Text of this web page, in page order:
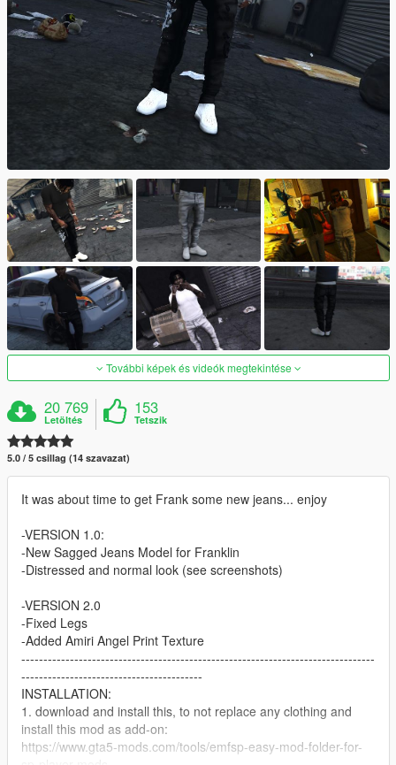
További képek és videók megtekintése
20 769
Letöltés
153
Tetszik
5.0 / 5 csillag (14 szavazat)
It was about time to get Frank some new jeans... enjoy
-VERSION 1.0:
-New Sagged Jeans Model for Franklin
-Distressed and normal look (see screenshots)
-VERSION 2.0
-Fixed Legs
-Added Amiri Angel Print Texture
--------------------------------------------------------------------------------
-----------------------------------------
INSTALLATION:
1. download and install this, to not replace any clothing and
install this mod as add-on:
https://www.gta5-mods.com/tools/emfsp-easy-mod-folder-for-